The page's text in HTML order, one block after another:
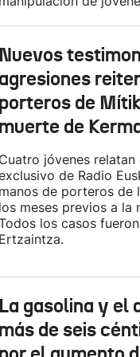
de
de
jóvenes
de Radio
de porteros de
meses previos a la
los casos
gasolina y el
de seis